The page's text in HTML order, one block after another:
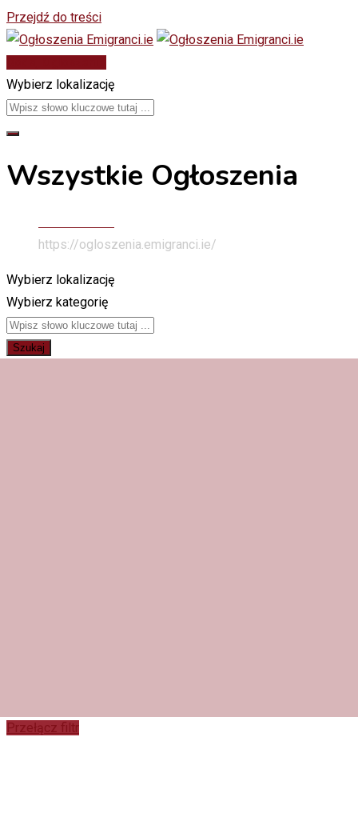
Przejdź do treści
Wybierz lokalizację
Wszystkie Ogłoszenia
https://ogloszenia.emigranci.ie/
Wybierz lokalizację
Wybierz kategorię
Szukaj
Przełącz filtr